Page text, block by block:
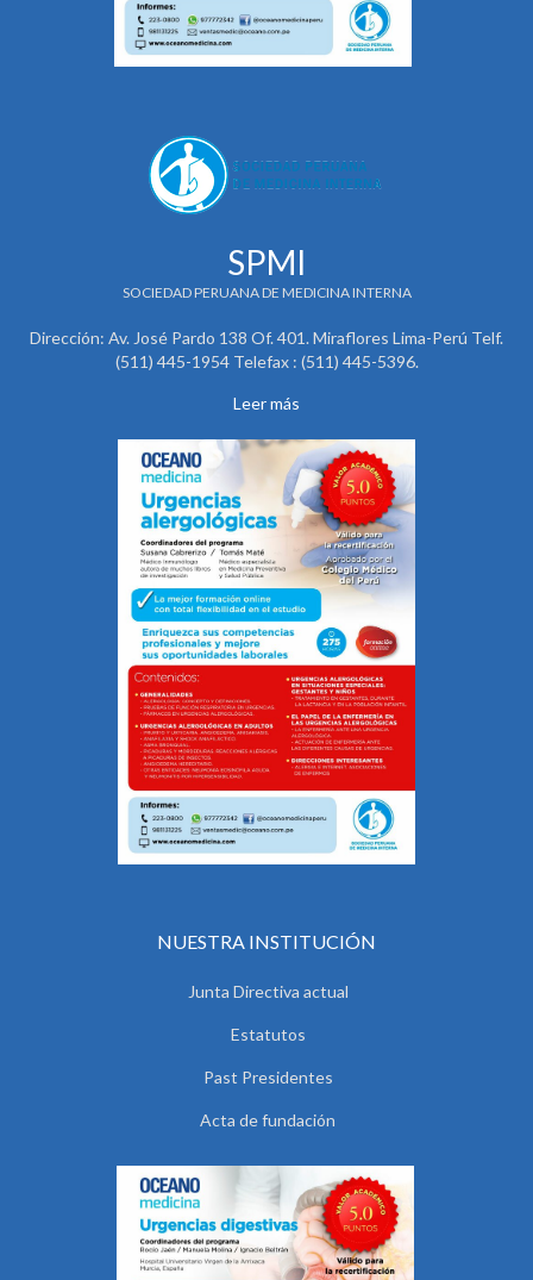
SPMI
SOCIEDAD PERUANA DE MEDICINA INTERNA
Dirección: Av. José Pardo 138 Of. 401. Miraflores Lima-Perú Telf.
(511) 445-1954 Telefax : (511) 445-5396.
Leer más
NUESTRA INSTITUCIÓN
Junta Directiva actual
Estatutos
Past Presidentes
Acta de fundación